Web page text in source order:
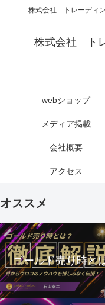
株式会社 トレーディ
株式会社 ト
webショップ
メディア掲載
会社概要
アクセス
オススメ
ゴールド売り時と